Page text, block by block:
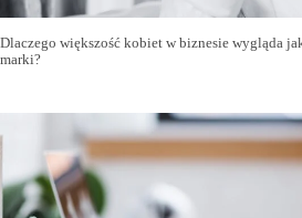
Dlaczego większość kobiet w biznesie wygląda
marki?